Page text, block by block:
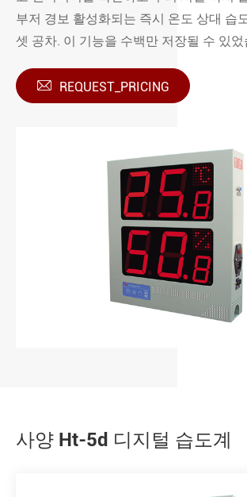
부저 경보 활성화되는 즉시 온도 상대 습
셋 공차. 이 기능을 수백만 저장될 수 있었
 REQUEST_PRICING
사양 Ht-5d 디지털 습도계